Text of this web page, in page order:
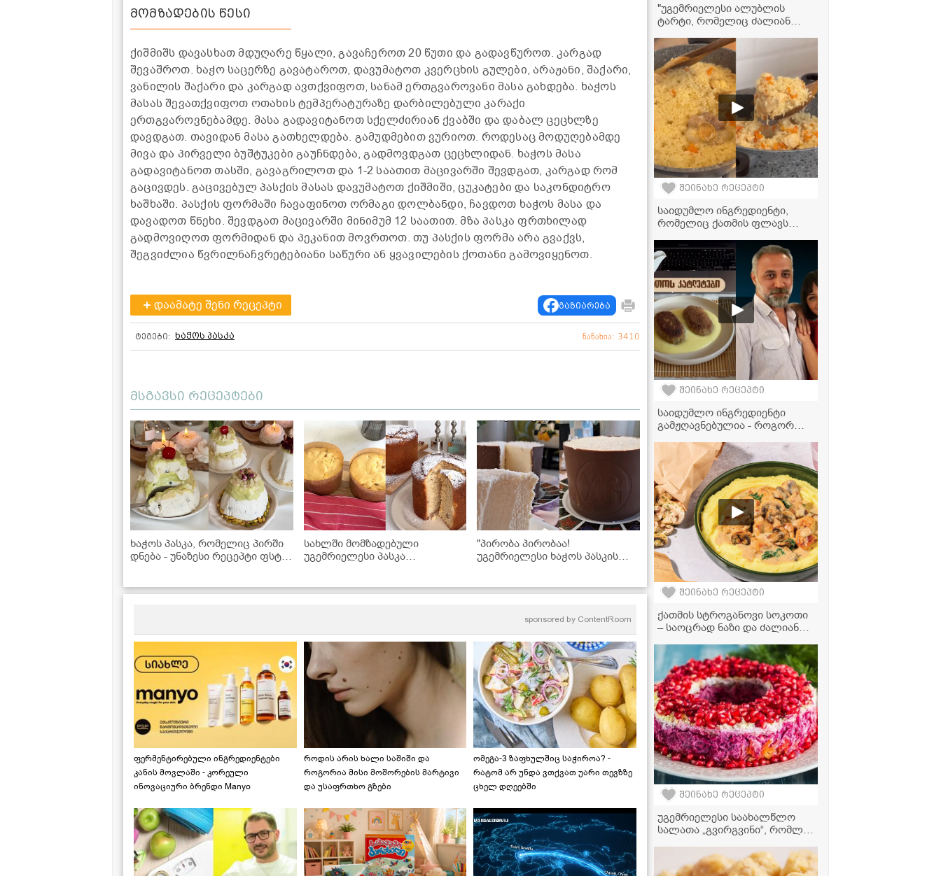
მომზადების წესი
ქიშმიშს დავასხათ მდუღარე წყალი, გავაჩეროთ 20 წუთი და გადავწუროთ. კარგად
შევაშროთ. ხაჭო საცერზე გავატაროთ, დავუმატოთ კვერცხის გულები, არაჟანი, შაქარი,
ვანილის შაქარი და კარგად ავთქვიფოთ, სანამ ერთგვაროვანი მასა გახდება. ხაჭოს
მასას შევათქვიფოთ ოთახის ტემპერატურაზე დარბილებული კარაქი
ერთგვაროვნებამდე. მასა გადავიტანოთ სქელძირიან ქვაბში და დაბალ ცეცხლზე
დავდგათ. თავიდან მასა გათხელდება. გამუდმებით ვურიოთ. როდესაც მოდუღებამდე
მივა და პირველი ბუშტუკები გაუჩნდება, გადმოვდგათ ცეცხლიდან. ხაჭოს მასა
გადავიტანოთ თასში, გავაგრილოთ და 1-2 საათით მაცივარში შევდგათ, კარგად რომ
გაცივდეს. გაცივებულ პასქის მასას დავუმატოთ ქიშმიში, ცუკატები და საკონდიტრო
ხაშხაში. პასქის ფორმაში ჩავაფინოთ ორმაგი დოლბანდი, ჩავდოთ ხაჭოს მასა და
დავადოთ წნეხი. შევდგათ მაცივარში მინიმუმ 12 საათით. მზა პასკა ფრთხილად
გადმოვიღოთ ფორმიდან და პეკანით მოვრთოთ. თუ პასქის ფორმა არა გვაქვს,
შეგვიძლია წვრილნაჩვრეტებიანი საწური ან ყვავილების ქოთანი გამოვიყენოთ.
დაამატე შენი რეცეპტი გაზიარება
ტეგები: ხაჭოს პასკა ნანახია: 3410
მსგავსი რეცეპტები
ხაჭოს პასკა, რომელიც პირში
დნება - უნაზესი რეცეპტი ფსტის
სახლში მომზადებული
უგემრიელესი პასკა
"პირობა პირობაა!
უგემრიელესი ხაჭოს პასკის
რეცეპტი
sponsored by ContentRoom
ფერმენტირებული ინგრედიენტები
კანის მოვლაში - კორეული
ინოვაციური ბრენდი Manyo
როდის არის ხალი საშიში და
როგორია მისი მოშორების მარტივი
და უსაფრთხო გზები
ომეგა-3 ზაფხულშიც საჭიროა? -
რატომ არ უნდა ვთქვათ უარი თევზზე
ცხელ დღეებში
"უგემრიელესი ალუბლის
ტარტი, რომელიც ძალიან
ვიდეორეცეპტი
შეინახე რეცეპტი
საიდუმლო ინგრედიენტი,
რომელიც ქათმის ფლავს
აძლევს!
შეინახე რეცეპტი
საიდუმლო ინგრედიენტი
გამჟღავნებულია - როგორ
საყვარელ კატლეტებს?
შეინახე რეცეპტი
ქათმის სტროგანოვი სოკოთი
– საოცრად ნაზი და ძალიან
შეინახე რეცეპტი
უგემრიელესი საახალწლო
სალათა „გვირგვინი“, რომლის
შეძლებს!